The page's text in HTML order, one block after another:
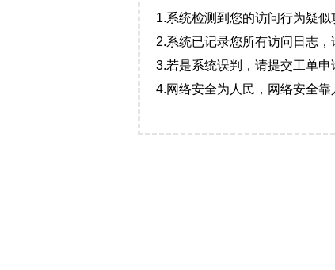
1.系统检测到您的访问行为疑
2.系统已记录您所有访问日志
3.若是系统误判，请提交工单申
4.网络安全为人民，网络安全靠